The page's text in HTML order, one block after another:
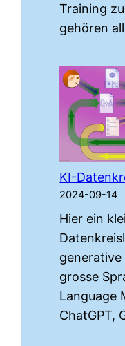
Training
gehören
KI-
2024-09-14
Hier ein
generative
grosse
Language
ChatGPT,